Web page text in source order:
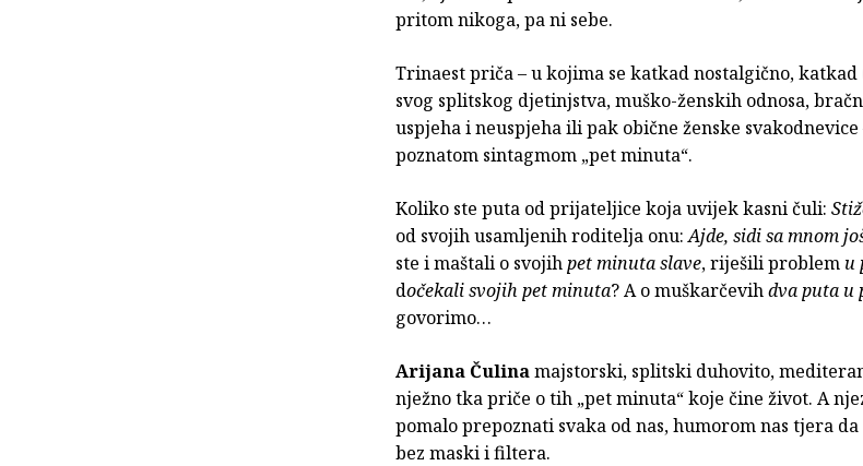
pritom nikoga, pa ni sebe.
Trinaest priča – u kojima se katkad nostalgično,
svog splitskog djetinjstva, muško-ženskih odnosa,
uspjeha i neuspjeha ili pak obične ženske svakodnevice
poznatom sintagmom „pet minuta“.
Koliko ste puta od prijateljice koja uvijek kasni čuli:
od svojih usamljenih roditelja onu:Ajde, sidi sa mnom
ste i maštali o svojihpet minuta slave, riješili problem u
dočekali svojih pet minuta? A o muškarčevihdva puta u
govorimo…
Arijana Čulinamajstorski, splitski duhovito,
nježno tka priče o tih „pet minuta“ koje čine život. A
pomalo prepoznati svaka od nas, humorom nas tjera
bez maski i filtera.